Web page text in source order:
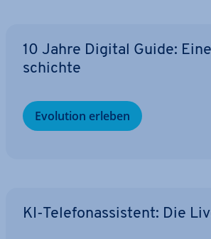
10 Jahre Digital Guide:
schich­te
Evolution erleben
KI-Te­le­fon­as­sis­tent: Die